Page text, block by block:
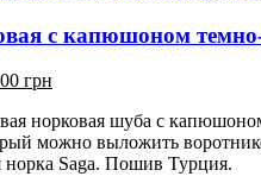
с капюшоном
грн
норковая шуба с
можно выложить
норка Saga. Пошив Турция.